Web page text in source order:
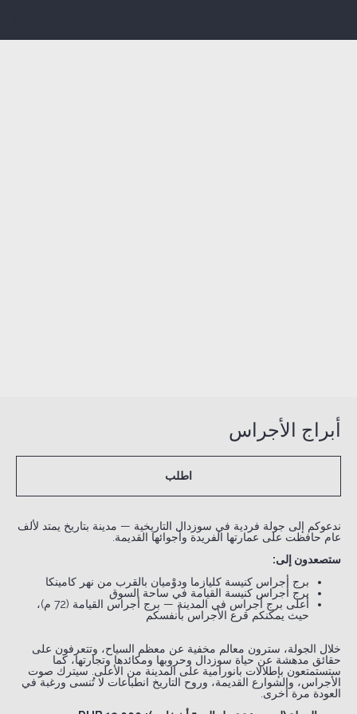
أبراج الأجراس
اطلب
ندعوكم إلى جولة فردية في سوزدال التاريخية — مدينة بتاريخ يمتد لألف
عام حافظت على عمارتها الفريدة وأجوائها القديمة.
ستصعدون إلى:
برج أجراس كنيسة كليازما ودوْميان بالقرب من نهر كامينكا
برج أجراس كنيسة القيامة في ساحة السوق
أعلى برج أجراس في المدينة — برج أجراس القيامة (72 م)،
حيث يمكنكم قرع الأجراس بأنفسكم
خلال الجولة، سترون معالم مخفية عن معظم السياح، وتتعرفون على
حقائق مدهشة عن حياة سوزدال وحروبها ومكائدها وتجارتها، كما
ستستمتعون بإطلالات بانورامية على المدينة من الأعلى. سيترك صوت
الأجراس، والشوارع القديمة، وروح التاريخ انطباعات لا تُنسى ورغبة في
العودة مرة أخرى.